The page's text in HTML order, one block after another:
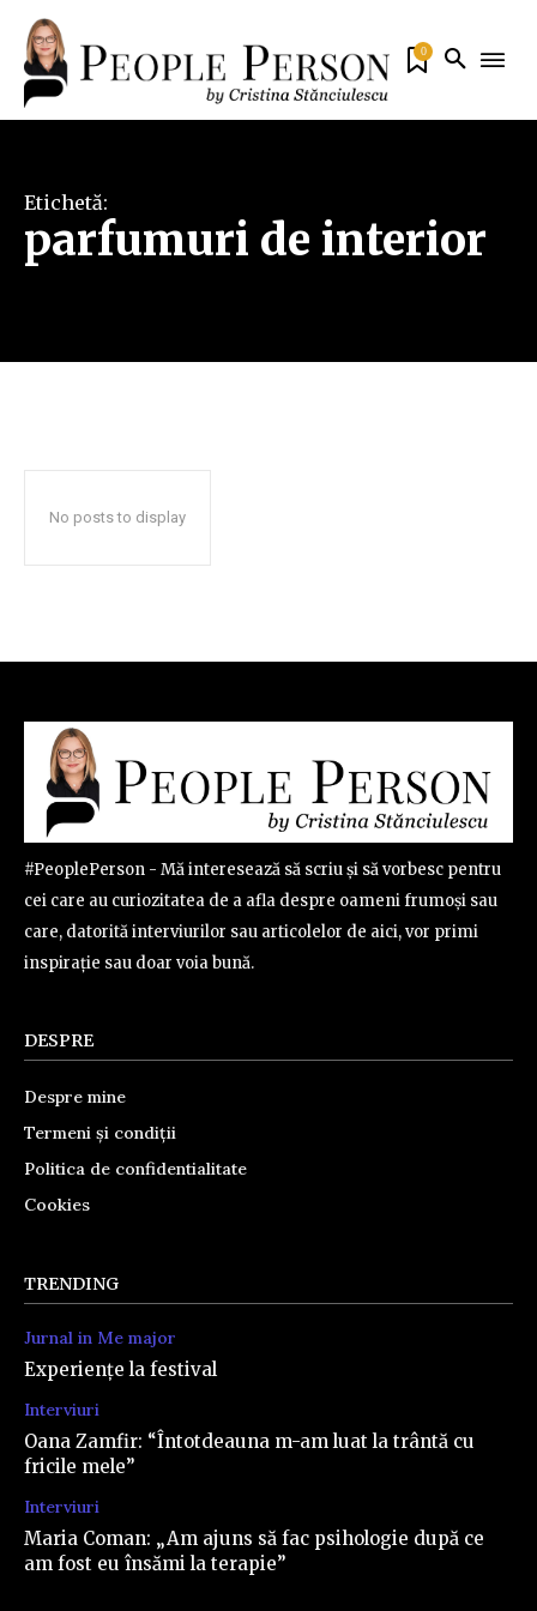
0
Etichetă:
parfumuri de interior
No posts to display
#PeoplePerson - Mă interesează să scriu și să vorbesc pentru
cei care au curiozitatea de a afla despre oameni frumoși sau
care, datorită interviurilor sau articolelor de aici, vor primi
inspirație sau doar voia bună.
DESPRE
Despre mine
Termeni și condiții
Politica de confidentialitate
Cookies
TRENDING
Jurnal in Me major
Experiențe la festival
Interviuri
Oana Zamfir: “Întotdeauna m-am luat la trântă cu
fricile mele”
Interviuri
Maria Coman: „Am ajuns să fac psihologie după ce
am fost eu însămi la terapie”